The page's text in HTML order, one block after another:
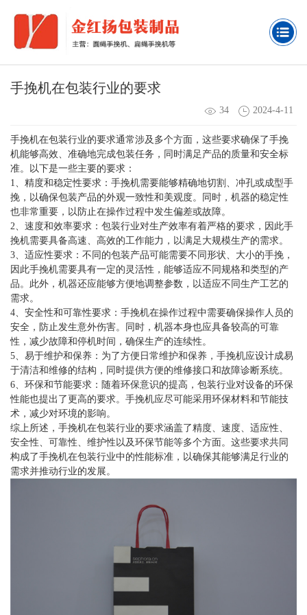
手挽机在包装行业的要求
34 2024-4-11
手挽机在包装行业的要求通常涉及多个方面，这些要求确保了手挽
机能够高效、准确地完成包装任务，同时满足产品的质量和安全标
准。以下是一些主要的要求：
1、精度和稳定性要求：手挽机需要能够精确地切割、冲孔或成型手
挽，以确保包装产品的外观一致性和美观度。同时，机器的稳定性
也非常重要，以防止在操作过程中发生偏差或故障。
2、速度和效率要求：包装行业对生产效率有着严格的要求，因此手
挽机需要具备高速、高效的工作能力，以满足大规模生产的需求。
3、适应性要求：不同的包装产品可能需要不同形状、大小的手挽，
因此手挽机需要具有一定的灵活性，能够适应不同规格和类型的产
品。此外，机器还应能够方便地调整参数，以适应不同生产工艺的
需求。
4、安全性和可靠性要求：手挽机在操作过程中需要确保操作人员的
安全，防止发生意外伤害。同时，机器本身也应具备较高的可靠
性，减少故障和停机时间，确保生产的连续性。
5、易于维护和保养：为了方便日常维护和保养，手挽机应设计成易
于清洁和维修的结构，同时提供方便的维修接口和故障诊断系统。
6、环保和节能要求：随着环保意识的提高，包装行业对设备的环保
性能也提出了更高的要求。手挽机应尽可能采用环保材料和节能技
术，减少对环境的影响。
综上所述，手挽机在包装行业的要求涵盖了精度、速度、适应性、
安全性、可靠性、维护性以及环保节能等多个方面。这些要求共同
构成了手挽机在包装行业中的性能标准，以确保其能够满足行业的
需求并推动行业的发展。